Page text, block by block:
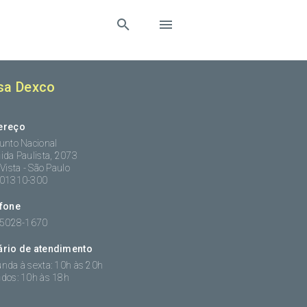
Dexco
Nacional
Paulista, 2073
- São Paulo
300
1670
de atendimento
à sexta: 10h às 20h
10h às 18h